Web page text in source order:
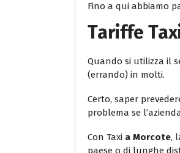
Fino a qui abbiamo
Tariffe
Quando si utilizza il
(errando) in molti.
Certo, saper
problema se
Con Taxi a Morcote,
paese o di lunghe